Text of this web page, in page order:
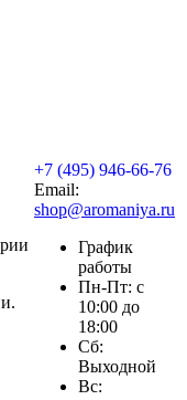
+7 (495) 946-66-76
Email:
shop@aromaniya.ru
График
работы
Пн-Пт: с
10:00 до
18:00
Сб:
Выходной
Вс: